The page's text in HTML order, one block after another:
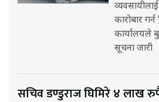
कारोबार
कार्यालयले
सूचना जारी
सचिव डण्डुराज घिमिरे ४ लाख